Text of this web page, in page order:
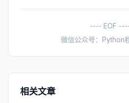
---- EOF
微信公众号：Python
相关文章